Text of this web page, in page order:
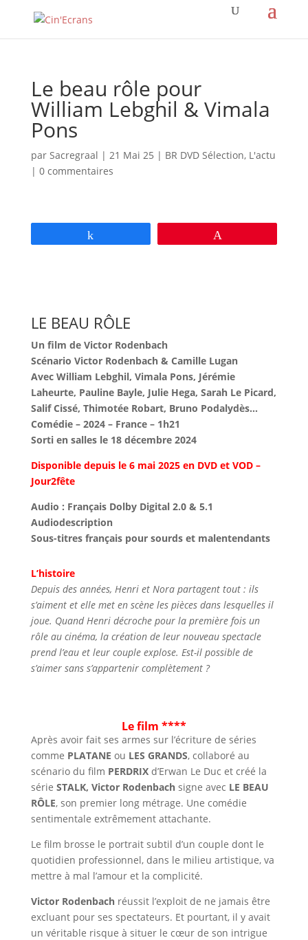
Le beau rôle pour
William Lebghil & Vimala
Pons
par Sacregraal | 21 Mai 25 | BR DVD Sélection, L'actu
| 0 commentaires
LE BEAU RÔLE
Un film de Victor Rodenbach
Scénario Victor Rodenbach & Camille Lugan
Avec William Lebghil, Vimala Pons, Jérémie
Laheurte, Pauline Bayle, Julie Hega, Sarah Le Picard,
Salif Cissé, Thimotée Robart, Bruno Podalydès…
Comédie – 2024 – France – 1h21
Sorti en salles le 18 décembre 2024
Disponible depuis le 6 mai 2025 en DVD et VOD –
Jour2fête
Audio : Français Dolby Digital 2.0 & 5.1
Audiodescription
Sous-titres français pour sourds et malentendants
L’histoire
Depuis des années, Henri et Nora partagent tout : ils
s’aiment et elle met en scène les pièces dans lesquelles il
joue. Quand Henri décroche pour la première fois un
rôle au cinéma, la création de leur nouveau spectacle
prend l’eau et leur couple explose. Est-il possible de
s’aimer sans s’appartenir complètement ?
Le film ****
Après avoir fait ses armes sur l’écriture de séries
comme PLATANE ou LES GRANDS, collaboré au
scénario du film PERDRIXd’Erwan Le Duc et créé la
série STALK, Victor Rodenbach signe avec LE BEAU
RÔLE, son premier long métrage. Une comédie
sentimentale extrêmement attachante.
Le film brosse le portrait subtil d’un couple dont le
quotidien professionnel, dans le milieu artistique, va
mettre à mal l’amour et la complicité.
Victor Rodenbachréussit l’exploit de ne jamais être
excluant pour ses spectateurs. Et pourtant, il y avait
un véritable risque à situer le cœur de son intrigue